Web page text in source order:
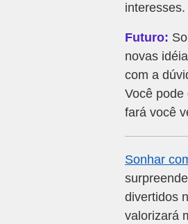
Futuro:
novas
com a
Você
fará você
Sonhar
divertidos
valorizará